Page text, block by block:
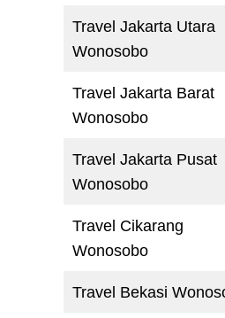
Travel Jakarta Utara
Wonosobo
Travel Jakarta Barat
Wonosobo
Travel Jakarta Pusat
Wonosobo
Travel Cikarang
Wonosobo
Travel Bekasi